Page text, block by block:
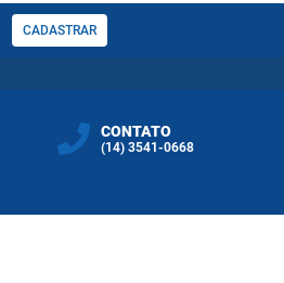
CADASTRAR
CONTATO
(14) 3541-0668